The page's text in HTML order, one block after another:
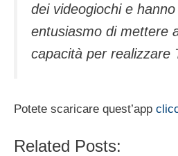
dei videogiochi e
entusiasmo di mettere
capacità per realizzare
Potete scaricare quest’app
Related Posts: